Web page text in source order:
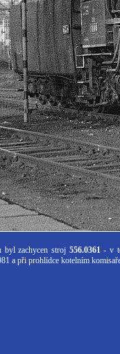
byl zachycen stroj 556.0361- v té
a při prohlídce kotelním